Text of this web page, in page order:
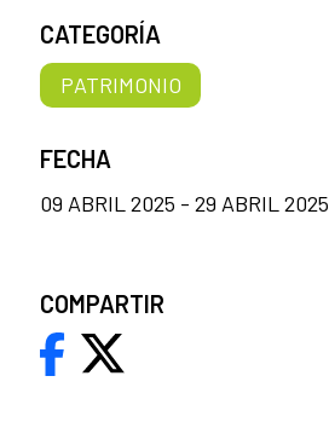
CATEGORÍA
PATRIMONIO
FECHA
09 ABRIL 2025 - 29 ABRIL 2025
COMPARTIR